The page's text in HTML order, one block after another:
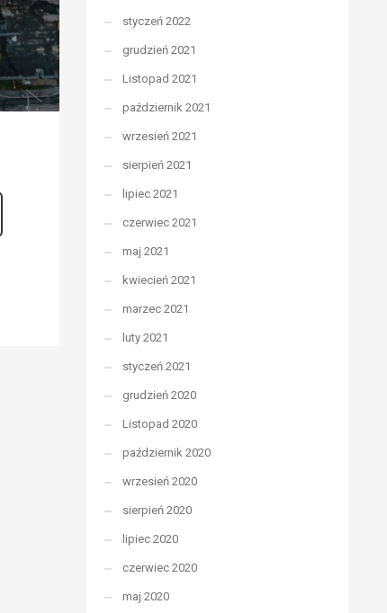
styczeń 2022
grudzień 2021
Listopad 2021
październik 2021
wrzesień 2021
sierpień 2021
lipiec 2021
czerwiec 2021
maj 2021
kwiecień 2021
marzec 2021
luty 2021
styczeń 2021
grudzień 2020
Listopad 2020
październik 2020
wrzesień 2020
sierpień 2020
lipiec 2020
czerwiec 2020
maj 2020